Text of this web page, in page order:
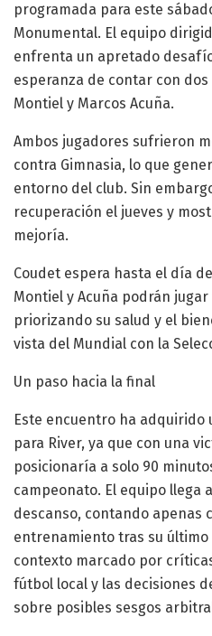
programada para este
Monumental. El equipo
enfrenta un apretado
esperanza de contar con dos
Montiel y Marcos Acuña.
Ambos jugadores sufrieron
contra Gimnasia, lo que
entorno del club. Sin
recuperación el jueves y
mejoría.
Coudet espera hasta el día
Montiel y Acuña podrán
priorizando su salud y el
vista del Mundial con la
Un paso hacia la final
Este encuentro ha adquirido
para River, ya que con una
posicionaría a solo 90
campeonato. El equipo llega
descanso, contando apenas
entrenamiento tras su último
contexto marcado por
fútbol local y las decisiones
sobre posibles sesgos